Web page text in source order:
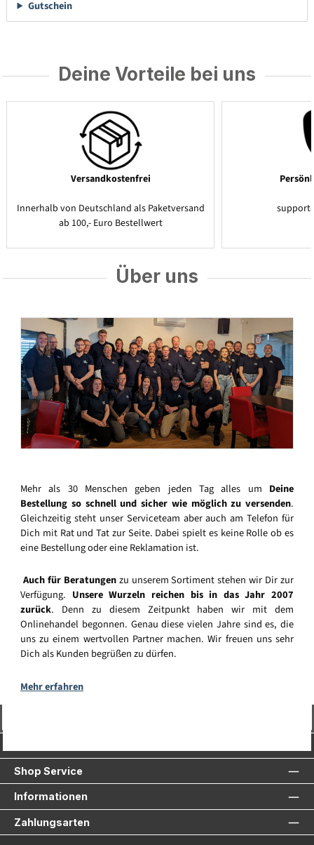
Gutschein
Deine Vorteile bei uns
Versandkostenfrei
Innerhalb von Deutschland als Paketversand
ab 100,- Euro Bestellwert
Über uns
Mehr als 30 Menschen geben jeden Tag alles um Deine
Bestellung so schnell und sicher wie möglich zu versenden.
Gleichzeitig steht unser Serviceteam aber auch am Telefon für
Dich mit Rat und Tat zur Seite. Dabei spielt es keine Rolle ob es
eine Bestellung oder eine Reklamation ist.
Auch für Beratungenzu unserem Sortiment stehen wir Dir zur
Verfügung. Unsere Wurzeln reichen bis in das Jahr 2007
zurück. Denn zu diesem Zeitpunkt haben wir mit dem
Onlinehandel begonnen. Genau diese vielen Jahre sind es, die
uns zu einem wertvollen Partner machen. Wir freuen uns sehr
Dich als Kunden begrüßen zu dürfen.
Mehr erfahren
Shop Service
Informationen
Zahlungsarten